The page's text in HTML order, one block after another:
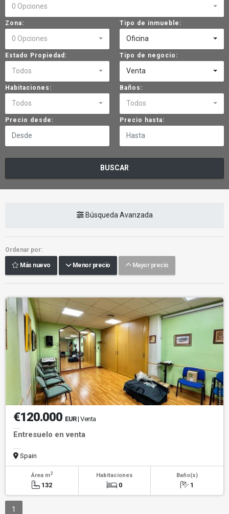
0 Opciones
Zona:
0 Opciones
Tipo de inmueble:
Oficina
Estado Propiedad:
Todos
Tipo de negocio:
Venta
Habitaciones:
Todos
Baños:
Todos
Precio desde: Precio hasta:
BUSCAR
Búsqueda Avanzada
Ordenar por:
Más nuevo Menor precio Mayor precio
€120.000 EUR| Venta
Entresuelo en venta
Spain
Área m2
132
Habitaciones
0
Baño(s)
1
1